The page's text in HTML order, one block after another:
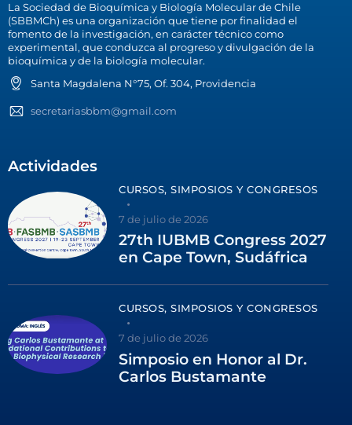
La Sociedad de Bioquímica y Biología Molecular de Chile
(SBBMCh) es una organización que tiene por finalidad el
fomento de la investigación, en carácter técnico como
experimental, que conduzca al progreso y divulgación de la
bioquímica y de la biología molecular.
Santa Magdalena N°75, Of. 304, Providencia
secretariasbbm@gmail.com
Actividades
CURSOS, SIMPOSIOS Y CONGRESOS
7 de julio de 2026
27th IUBMB Congress 2027
en Cape Town, Sudáfrica
CURSOS, SIMPOSIOS Y CONGRESOS
7 de julio de 2026
Simposio en Honor al Dr.
Carlos Bustamante